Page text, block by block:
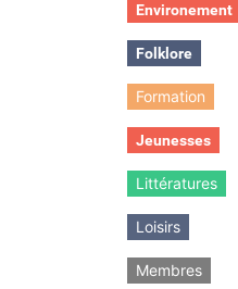
Environement
Folklore
Formation
Jeunesses
Littératures
Loisirs
Membres